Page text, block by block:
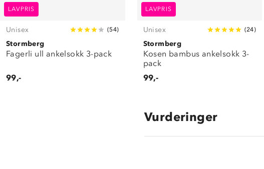
LAVPRIS
Unisex (54)
Stormberg
Fagerli ull ankelsokk 3-pack
99,-
LAVPRIS
Unisex (24)
Stormberg
Kosen bambus ankelsokk 3-
pack
99,-
Vurderinger